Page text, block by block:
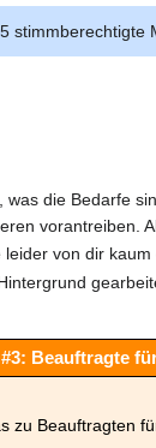
stimmberechtigte
die Bedarfe
vorantreiben.
von dir
Beauftragte
zu Beauftragten